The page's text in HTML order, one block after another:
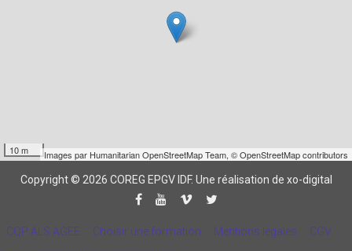
10 m Images par Humanitarian OpenStreetMap Team, © OpenStreetMap contributors
Copyright © 2026 COREG EPGV IDF. Une réalisation de xo-digital
CQP ALS AGEE Choisir une formation Mentions légales CGV